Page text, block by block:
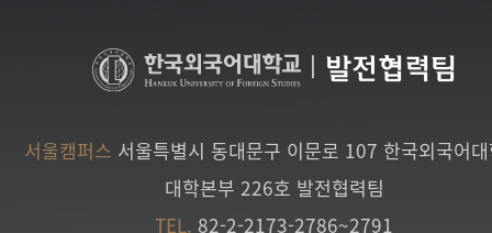
발전협력팀
서울캠퍼스 서울특별시 동대문구 이문로 107 한국외국어
대학본부 226호 발전협력팀
TEL. 82-2-2173-2786~2791